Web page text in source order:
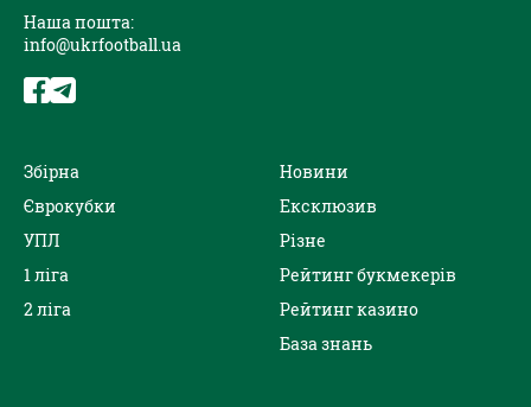
Наша пошта:
info@ukrfootball.ua
Збірна
Єврокубки
УПЛ
1 ліга
2 ліга
Новини
Ексклюзив
Різне
Рейтинг букмекерів
Рейтинг казино
База знань